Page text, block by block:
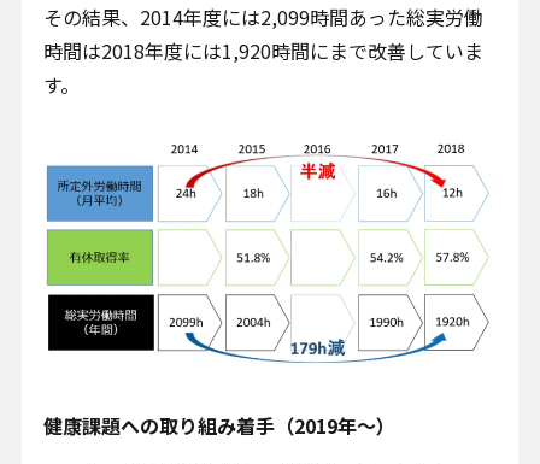
その結果、2014年度には2,099時間あった総実労働
時間は2018年度には1,920時間にまで改善していま
す。
健康課題への取り組み着手（2019年～）